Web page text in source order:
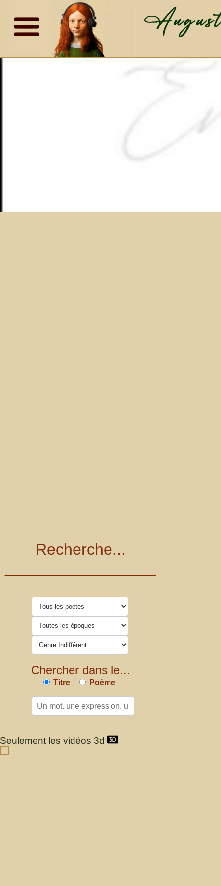
Recherche...
Chercher dans le...
Titre Poème
Seulement les vidéos 3d